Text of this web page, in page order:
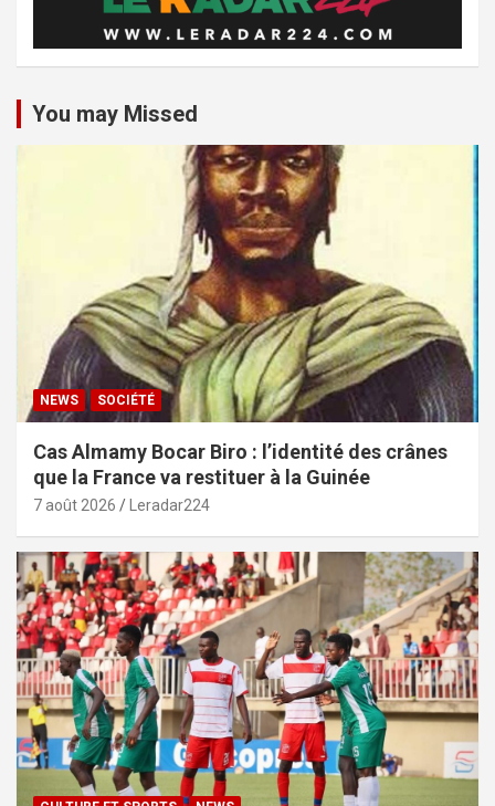
You may Missed
NEWS SOCIÉTÉ
Cas Almamy Bocar Biro : l’identité des crânes
que la France va restituer à la Guinée
7 août 2026 Leradar224